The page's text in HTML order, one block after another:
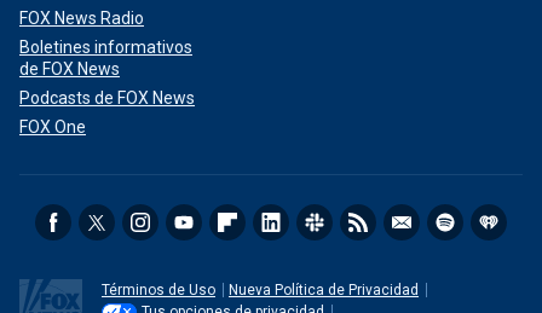
FOX News Radio
Boletines informativos
de FOX News
Podcasts de FOX News
FOX One
Términos de Uso
Nueva Política de Privacidad